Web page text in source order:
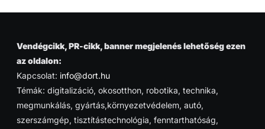
Vendégcikk, PR-cikk, banner megjelenés lehetőség ezen
az oldalon:
Kapcsolat: info@dort.hu
Témák: digitalizáció, okosotthon, robotika, technika,
megmunkálás, gyártás,környezetvédelem, autó,
szerszámgép, tisztítástechnológia, fenntarthatóság,